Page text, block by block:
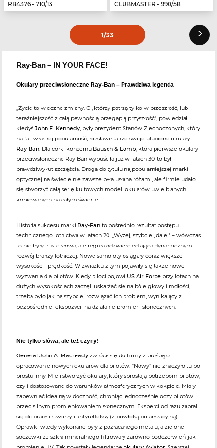
RB4376 - 710/13
CLUBMASTER - 990/58
1/33 ›
Ray-Ban – IN YOUR FACE!
Okulary przeciwsłoneczne Ray-Ban – Prawdziwa legenda
„Życie to wieczne zmiany. Ci, którzy patrzą tylko w przeszłość, lub
teraźniejszość z całą pewnością przegapią przyszłość”, powiedział
kiedyś John F. Kennedy, były prezydent Stanów Zjednoczonych, który
na fali własnej popularność, rozsławił także swoje ulubione okulary
Ray-Ban. Dla córki koncernu Bausch & Lomb, która pierwsze okulary
przeciwsłoneczne Ray-Ban wypuściła już w latach 30. to był
prawdziwy łut szczęścia. Droga do tytułu najpopularniejszej marki
optycznej na świecie nie zawsze była usłana różami, ale firmie udało
się stworzyć całą serię kultowych modeli okularów uwielbianych i
kopiowanych na całym świecie.
Historia sukcesu marki Ray-Ban to pośrednio rezultat postępu
technicznego lotnictwa w latach 20. „Wyżej, szybciej, dalej“ – wówczas
to nie były puste słowa, ale reguła odzwierciedlająca dynamicznym
rozwój branży lotniczej. Nowe samoloty osiągały coraz większe
wysokości i prędkość. W związku z tym pojawiły się także nowe
wyzwania dla pilotów. Kiedy piloci bojowi US Air Force przy lotach na
dużych wysokościach zaczęli uskarżać się na bóle głowy i mdłości,
trzeba było jak najszybciej rozwiązać ich problem, wynikający z
bezpośredniej ekspozycji na działanie promieni słonecznych.
Nie tylko słówa, ale też czyny!
General John A. Macready zwrócił się do firmy z prośbą o
opracowanie nowych okularów dla pilotów. "Nowy" nie znaczyło tu po
prostu inny. Mieli stworzyć okulary, który sprostają potrzebom pilotów,
czyli dostosowane do warunków atmosferycznych w kokpicie. Miały
zapewniać idealną widoczność, chroniąc jednocześnie oczy pilotów
przed silnym promieniowaniem słonecznym. Eksperci od razu zabrali
się do pracy i stworzyli antyrefleksy (z powłoką polaryzacyjną).
Oprawki wtedy wykonane były z pozłacanego metalu, a zielone
soczewki ze szkła mineralnego filtrowały zarówno podczerwień, jak i